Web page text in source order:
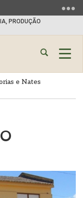
PRODUÇÃO
Abrir
e Nates